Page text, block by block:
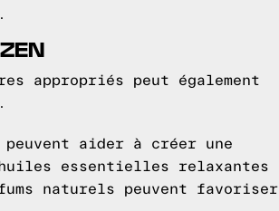
appropriés peut également
aider à créer une
huiles essentielles relaxantes
naturels peuvent favoriser